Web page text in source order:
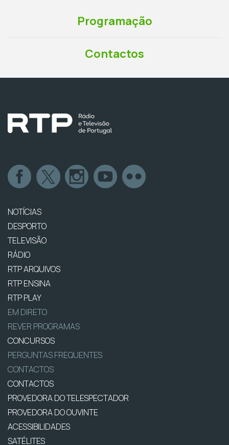
Programação
Contactos
NOTÍCIAS
DESPORTO
TELEVISÃO
RÁDIO
RTP ARQUIVOS
RTP ENSINA
RTP PLAY
EM DIRETO
REVER PROGRAMAS
CONCURSOS
PERGUNTAS FREQUENTES
CONTACTOS
CONTACTOS
PROVEDORA DO TELESPECTADOR
PROVEDORA DO OUVINTE
ACESSIBILIDADES
SATÉLITES